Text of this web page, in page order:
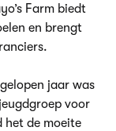
Farm biedt
en brengt
jaar was
voor
het de moeite